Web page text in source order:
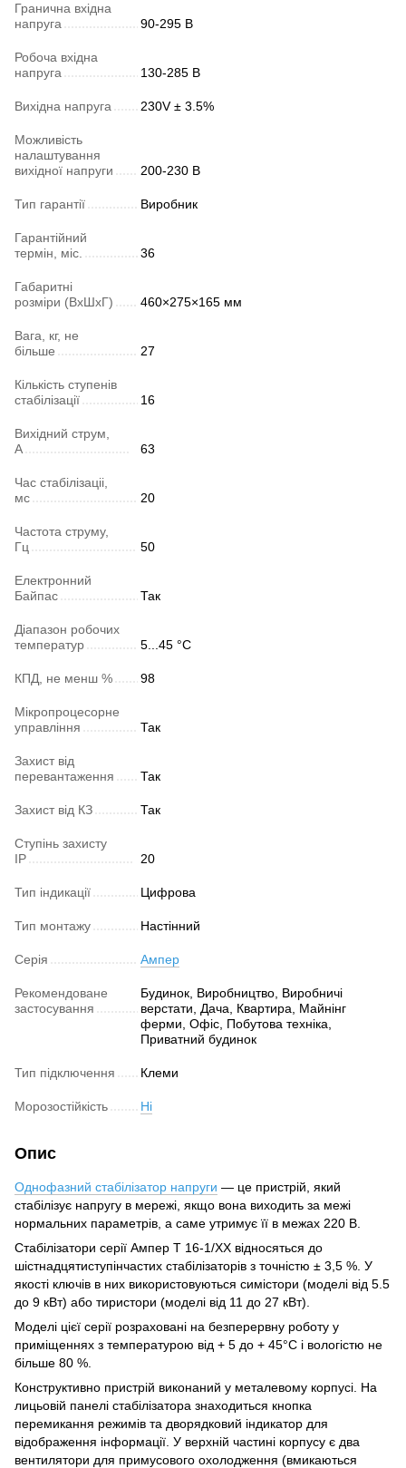
Гранична вхідна
напруга
90-295 В
Робоча вхідна
напруга
130-285 В
Вихідна напруга 230V ± 3.5%
Можливість
налаштування
вихідної напруги
200-230 В
Тип гарантії Виробник
Гарантійний
термін, міс.
36
Габаритні
розміри (ВхШхГ)
460×275×165 мм
Вага, кг, не
більше
27
Кількість ступенів
стабілізації
16
Вихідний струм,
А
63
Час стабілізаціі,
мс
20
Частота струму,
Гц
50
Електронний
Байпас
Так
Діапазон робочих
температур
5...45 °C
КПД, не менш % 98
Мікропроцесорне
управління
Так
Захист від
перевантаження
Так
Захист від КЗ Так
Ступінь захисту
IP
20
Тип індикації Цифрова
Тип монтажу Настінний
Серія Ампер
Рекомендоване
застосування
Будинок, Виробництво, Виробничі
верстати, Дача, Квартира, Майнінг
ферми, Офіс, Побутова техніка,
Приватний будинок
Тип підключення Клеми
Морозостійкість Ні
Опис
Однофазний стабілізатор напруги — це пристрій, який
стабілізує напругу в мережі, якщо вона виходить за межі
нормальних параметрів, а саме утримує її в межах 220 В.
Стабілізатори серії Ампер Т 16-1/ХХ відносяться до
шістнадцятиступінчастих стабілізаторів з точністю ± 3,5 %. У
якості ключів в них використовуються симістори (моделі від 5.5
до 9 кВт) або тиристори (моделі від 11 до 27 кВт).
Моделі цієї серії розраховані на безперервну роботу у
приміщеннях з температурою від + 5 до + 45°С і вологістю не
більше 80 %.
Конструктивно пристрій виконаний у металевому корпусі. На
лицьовій панелі стабілізатора знаходиться кнопка
перемикання режимів та дворядковий індикатор для
відображення інформації. У верхній частині корпусу є два
вентилятори для примусового охолодження (вмикаються